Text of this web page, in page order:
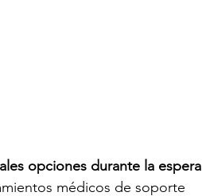
opciones durante la espera
médicos de soporte